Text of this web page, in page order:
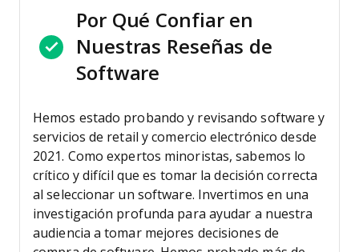
Por Qué Confiar en
Nuestras Reseñas de
Software
Hemos estado probando y revisando software y
servicios de retail y comercio electrónico desde
2021. Como expertos minoristas, sabemos lo
crítico y difícil que es tomar la decisión correcta
al seleccionar un software. Invertimos en una
investigación profunda para ayudar a nuestra
audiencia a tomar mejores decisiones de